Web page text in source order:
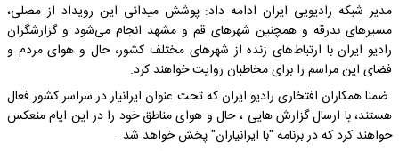
مدیر شبکه رادیویی ایران ادامه داد: پوشش میدانی این رویداد از مصلی،
مسیرهای بدرقه و همچنین شهرهای قم و مشهد انجام می‌شود و گزارشگران
رادیو ایران با ارتباط‌های زنده از شهرهای مختلف کشور، حال و هوای مردم و
فضای این مراسم را برای مخاطبان روایت خواهند کرد.
ضمنا همکاران افتخاری رادیو ایران که تحت عنوان ایرانیار در سراسر کشور فعال
هستند، با ارسال گزارش هایی ، حال و هوای مناطق خود را در این ایام منعکس
خواهند کرد که در برنامه "با ایرانیاران" پخش خواهد شد.